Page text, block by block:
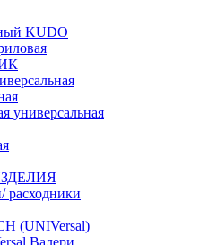
KUDO
универсальная
расходники
(UNIVersal)
Валери